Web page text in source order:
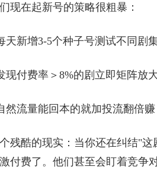
现在起新号的策略很粗暴：
天新增3-5个种子号测试不同剧
现付费率＞8%的剧立即矩阵放
然流量能回本的就加投流翻倍赚
残酷的现实：当你还在纠结"
付费了。他们甚至会盯着竞争